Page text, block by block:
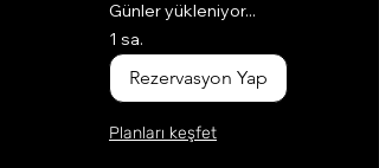
Günler yükleniyor...
1 sa.
Rezervasyon Yap
Planları keşfet